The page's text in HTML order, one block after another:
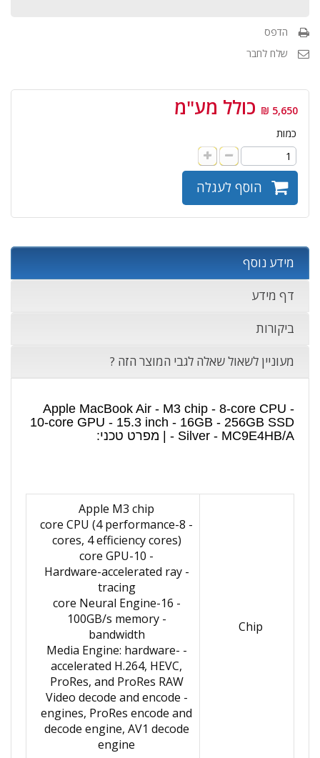
הדפס
שלח לחבר
5,650 ₪ כולל מע"מ
כמות
הוסף לעגלה
מידע נוסף
דף מידע
ביקורות
מעוניין לשאול שאלה לגבי המוצר הזה ?
Apple MacBook Air - M3 chip - 8-core CPU -
10-core GPU - 15.3 inch - 16GB - 256GB SSD
- Silver - MC9E4HB/A | מפרט טכני:
Chip
Apple M3 chip
- 8-core CPU (4 performance
cores, 4 efficiency cores)
- 10-core GPU
- Hardware-accelerated ray
tracing
- 16-core Neural Engine
- 100GB/s memory
bandwidth
- Media Engine: hardware-
accelerated H.264, HEVC,
ProRes, and ProRes RAW
- Video decode and encode
engines, ProRes encode and
decode engine, AV1 decode
engine